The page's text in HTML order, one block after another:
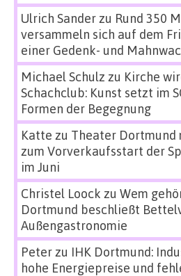
Ulrich Sanderzu Rund 350
versammeln sich auf dem
einer Gedenk- und
Michael Schulz zu Kirche
Schachclub: Kunst setzt im
Formen der Begegnung
Katte zu Theater Dortmund
zum Vorverkaufsstart der
im Juni
Christel Loock zu Wem
Dortmund beschließt
Außengastronomie
Peterzu IHK Dortmund:
hohe Energiepreise und